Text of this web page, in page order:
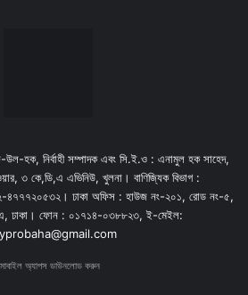
হক, নির্বাহী সম্পাদক এবং সি.ই.ও : এনামুল হক সাহেদ,
৩ কে,ডি,এ এভিনিউ, খুলনা। বাণিজ্যিক বিভাগ :
৪৭৭৭২০৫৩২। ঢাকা অফিস : হাউজ নং-২০১, রোড নং-৫,
ঢাকা। ফোন : ০১৭১৪-০৩৮৮২৩, ই-মেইল:
অ্যাপস ডাউনলোড করুন